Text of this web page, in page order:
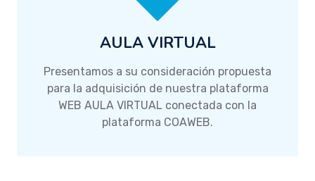
AULA VIRTUAL
Presentamos a su consideración propuesta
para la adquisición de nuestra plataforma
WEB AULA VIRTUAL conectada con la
plataforma COAWEB.